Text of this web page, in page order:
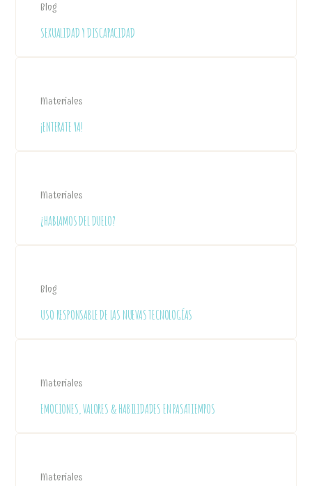
Blog
SEXUALIDAD Y DISCAPACIDAD
Materiales
¡ENTERATE YA!
Materiales
¿HABLAMOS DEL DUELO?
Blog
USO RESPONSABLE DE LAS NUEVAS TECNOLOGÍAS
Materiales
EMOCIONES, VALORES & HABILIDADES EN PASATIEMPOS
Materiales